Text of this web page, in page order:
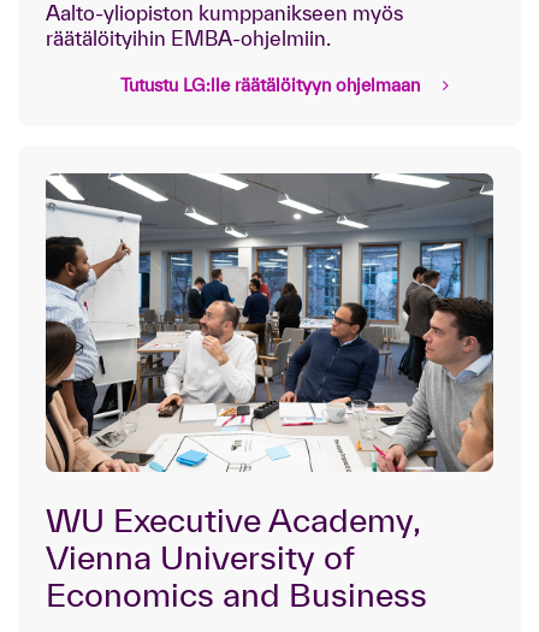
Aalto-yliopiston kumppanikseen myös
räätälöityihin EMBA-ohjelmiin.
Tutustu LG:lle räätälöityyn ohjelmaan
WU Executive Academy,
Vienna University of
Economics and Business